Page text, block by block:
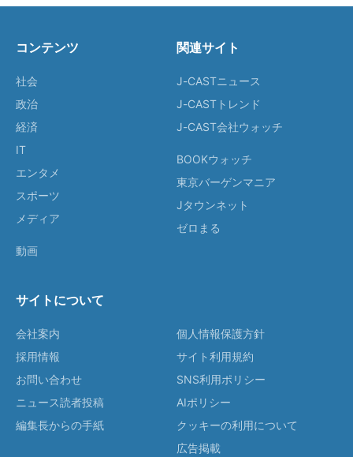
コンテンツ
社会
政治
経済
IT
エンタメ
スポーツ
メディア
動画
関連サイト
J-CASTニュース
J-CASTトレンド
J-CAST会社ウォッチ
BOOKウォッチ
東京バーゲンマニア
Jタウンネット
ゼロまる
サイトについて
会社案内
採用情報
お問い合わせ
ニュース読者投稿
編集長からの手紙
個人情報保護方針
サイト利用規約
SNS利用ポリシー
AIポリシー
クッキーの利用について
広告掲載